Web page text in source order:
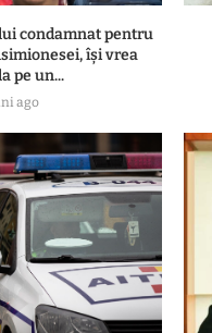
condamnat pentru
își vrea
pe un...
ago